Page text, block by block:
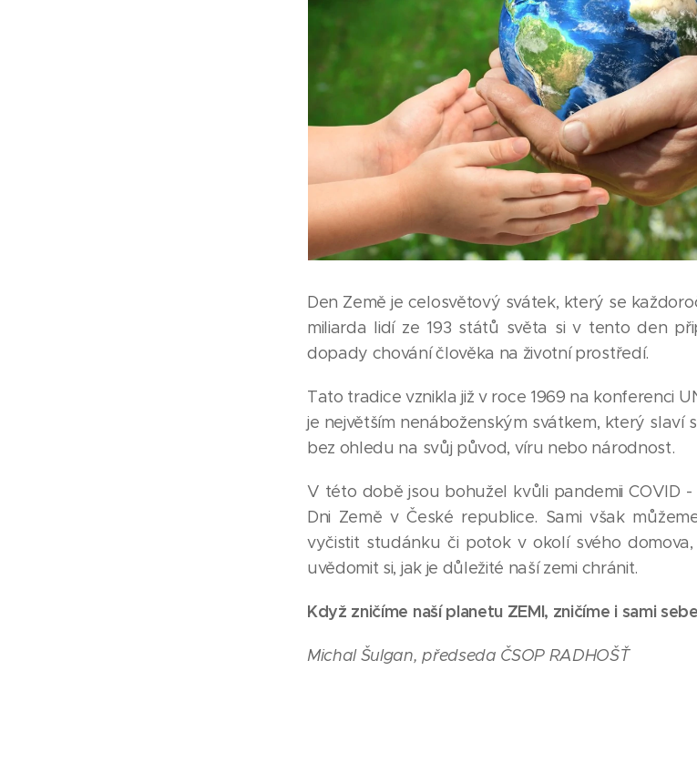
Den Země je celosvětový svátek, který se
miliarda lidí ze 193 států světa si v tento den
dopady chování člověka na životní prostředí.
Tato tradice vznikla již v roce 1969 na konferenci
je největším nenáboženským svátkem, který slaví
bez ohledu na svůj původ, víru nebo národnost.
V této době jsou bohužel kvůli pandemii COVID
Dni Země v České republice. Sami však
vyčistit studánku či potok v okolí svého
uvědomit si, jak je důležité naší zemi chránit.
Když zničíme naší planetu ZEMI, zničíme i sami
Michal Šulgan, předseda ČSOP RADHOŠŤ